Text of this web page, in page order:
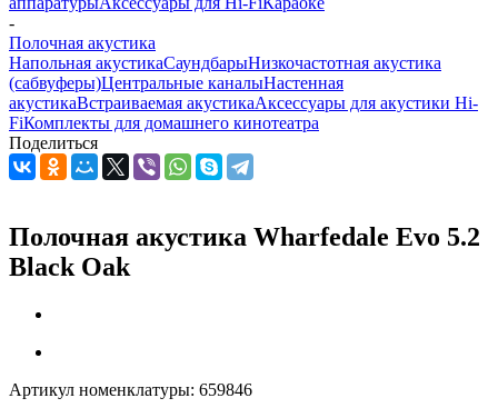
-
Полочная акустика
Напольная акустикаСаундбарыНизкочастотная акустика
(сабвуферы)Центральные каналыНастенная
акустикаВстраиваемая акустикаАксессуары для акустики Hi-
FiКомплекты для домашнего кинотеатра
Поделиться
Полочная акустика Wharfedale Evo 5.2
Black Oak
Артикул номенклатуры: 659846